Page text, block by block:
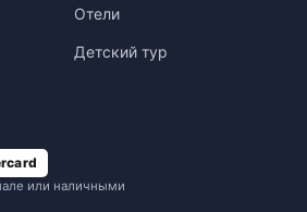
Отели
Детский тур
или наличными